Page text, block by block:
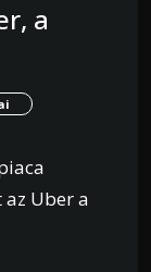
a
Uber a